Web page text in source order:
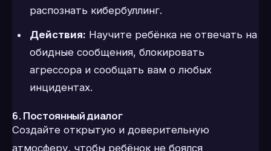
распознать кибербуллинг.
Действия: Научите ребёнка не отвечать на
обидные сообщения, блокировать
агрессора и сообщать вам о любых
инцидентах.
6. Постоянный диалог
Создайте открытую и доверительную
атмосферу, чтобы ребёнок не боялся